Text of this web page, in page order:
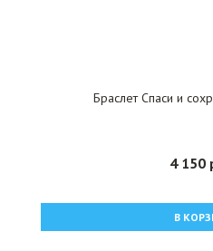
Браслет Спаси и
4 150
В